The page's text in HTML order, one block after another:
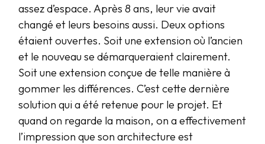
assez d’espace. Après 8 ans, leur vie avait
changé et leurs besoins aussi. Deux options
étaient ouvertes. Soit une extension où l’ancien
et le nouveau se démarqueraient clairement.
Soit une extension conçue de telle manière à
gommer les différences. C’est cette dernière
solution qui a été retenue pour le projet. Et
quand on regarde la maison, on a effectivement
l’impression que son architecture est